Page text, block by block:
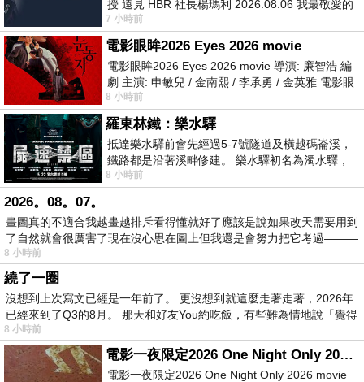
授 遠見 HBR 社長楊瑪利 2026.08.06 我最敬愛的
老闆、遠見．天下文化創辦人高希均教
7 小時前
電影眼眸2026 Eyes 2026 movie
電影眼眸2026 Eyes 2026 movie 導演: 廉智浩 編
劇 主演: 申敏兒 / 金南熙 / 李承勇 / 金英雅 電影眼
眸2026描述攝影師徐珍因遺
8 小時前
羅東林鐵：樂水驛
抵達樂水驛前會先經過5-7號隧道及橫越碼崙溪，
鐵路都是沿著溪畔修建。 樂水驛初名為濁水驛，
但因與臺鐵集集線車站同名，於1953
8 小時前
2026。08。07。
畫圖真的不適合我越畫越排斥看得懂就好了應該是說如果改天需要用到
了自然就會很厲害了現在沒心思在圖上但我還是會努力把它考過———
8 小時前
繞了一圈
沒想到上次寫文已經是一年前了。 更沒想到就這麼走著走著，2026年
已經來到了Q3的8月。 那天和好友You約吃飯，有些難為情地說「覺得
8 小時前
電影一夜限定2026 One Night Only 2026 movie
電影一夜限定2026 One Night Only 2026 movie